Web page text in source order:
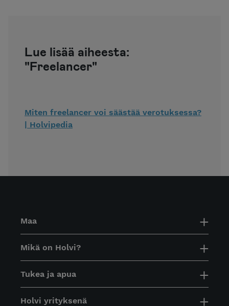
Lue lisää aiheesta:
"Freelancer"
Miten freelancer voi säästää verotuksessa?
| Holvipedia
Maa
Mikä on Holvi?
Tukea ja apua
Holvi yrityksenä